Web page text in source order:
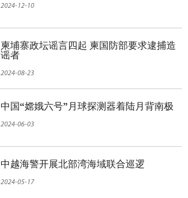
2024-12-10
柬埔寨政坛谣言四起 柬国防部要求逮捕造
谣者
2024-08-23
中国“嫦娥六号”月球探测器着陆月背南极
2024-06-03
中越海警开展北部湾海域联合巡逻
2024-05-17